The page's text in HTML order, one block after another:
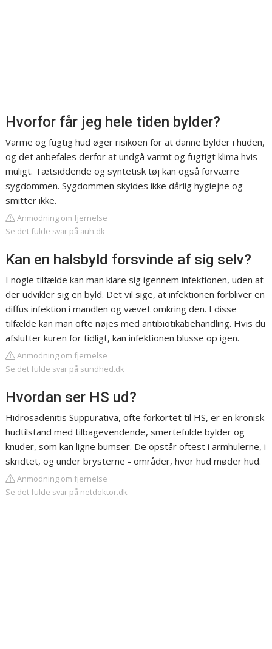
Hvorfor får jeg hele tiden bylder?
Varme og fugtig hud øger risikoen for at danne bylder i huden,
og det anbefales derfor at undgå varmt og fugtigt klima hvis
muligt. Tætsiddende og syntetisk tøj kan også forværre
sygdommen. Sygdommen skyldes ikke dårlig hygiejne og
smitter ikke.
Anmodning om fjernelse
Se det fulde svar på auh.dk
Kan en halsbyld forsvinde af sig selv?
I nogle tilfælde kan man klare sig igennem infektionen, uden at
der udvikler sig en byld. Det vil sige, at infektionen forbliver en
diffus infektion i mandlen og vævet omkring den. I disse
tilfælde kan man ofte nøjes med antibiotikabehandling. Hvis du
afslutter kuren for tidligt, kan infektionen blusse op igen.
Anmodning om fjernelse
Se det fulde svar på sundhed.dk
Hvordan ser HS ud?
Hidrosadenitis Suppurativa, ofte forkortet til HS, er en kronisk
hudtilstand med tilbagevendende, smertefulde bylder og
knuder, som kan ligne bumser. De opstår oftest i armhulerne, i
skridtet, og under brysterne - områder, hvor hud møder hud.
Anmodning om fjernelse
Se det fulde svar på netdoktor.dk